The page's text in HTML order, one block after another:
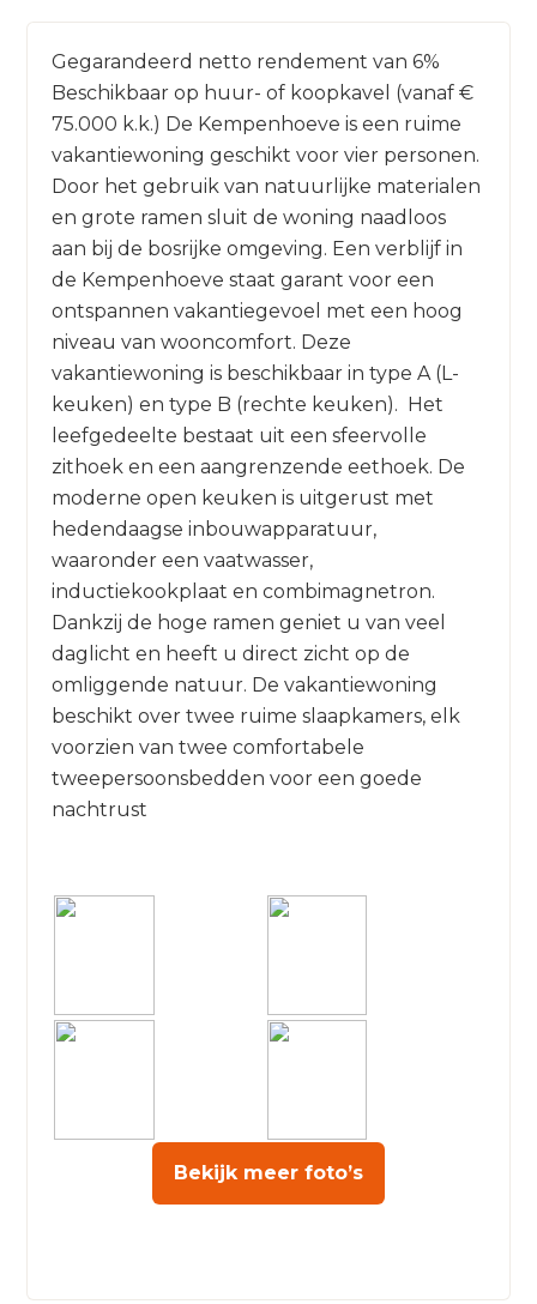
Gegarandeerd netto rendement van 6%
Beschikbaar op huur- of koopkavel (vanaf €
75.000 k.k.) De Kempenhoeve is een ruime
vakantiewoning geschikt voor vier personen.
Door het gebruik van natuurlijke materialen
en grote ramen sluit de woning naadloos
aan bij de bosrijke omgeving. Een verblijf in
de Kempenhoeve staat garant voor een
ontspannen vakantiegevoel met een hoog
niveau van wooncomfort. Deze
vakantiewoning is beschikbaar in type A (L-
keuken) en type B (rechte keuken). Het
leefgedeelte bestaat uit een sfeervolle
zithoek en een aangrenzende eethoek. De
moderne open keuken is uitgerust met
hedendaagse inbouwapparatuur,
waaronder een vaatwasser,
inductiekookplaat en combimagnetron.
Dankzij de hoge ramen geniet u van veel
daglicht en heeft u direct zicht op de
omliggende natuur. De vakantiewoning
beschikt over twee ruime slaapkamers, elk
voorzien van twee comfortabele
tweepersoonsbedden voor een goede
nachtrust
Bekijk meer foto’s